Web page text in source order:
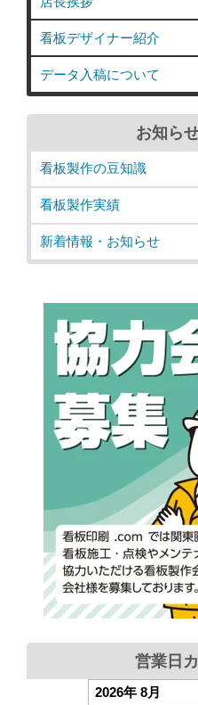
看板デザイナー紹介
データ入稿について
お知ら
看板製作の豆知識
看板製作実績
新着情報・お知らせ
営業日
2026年 8月